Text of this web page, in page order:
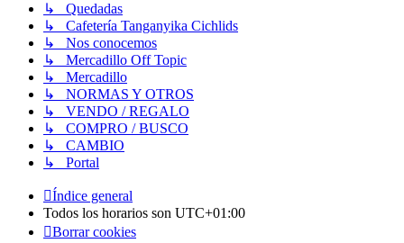
↳ Quedadas
↳ Cafetería Tanganyika Cichlids
↳ Nos conocemos
↳ Mercadillo Off Topic
↳ Mercadillo
↳ NORMAS Y OTROS
↳ VENDO / REGALO
↳ COMPRO / BUSCO
↳ CAMBIO
↳ Portal
Índice general
Todos los horarios son UTC+01:00
Borrar cookies